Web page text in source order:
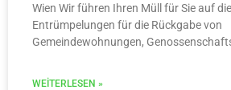
Wien Wir führen Ihren Müll für Sie auf
Entrümpelungen für die Rückgabe von
Gemeindewohnungen,
WEITERLESEN »